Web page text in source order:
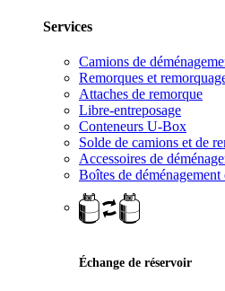
Services
Camions de
Remorques et
Attaches de remorque
Libre-entreposage
Conteneurs U-Box
Solde de camions et de
Accessoires de
Boîtes de déménagement
Échange de réservoir